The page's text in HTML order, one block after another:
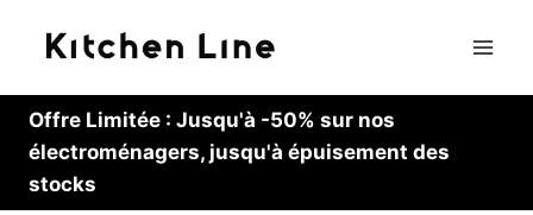
Offre Limitée : Jusqu'à -50% sur nos
électroménagers, jusqu'à épuisement des
stocks